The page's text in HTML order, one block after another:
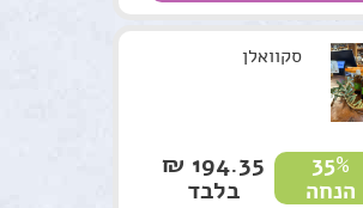
סקוואלן
35%
הנחה
194.35 ₪
בלבד